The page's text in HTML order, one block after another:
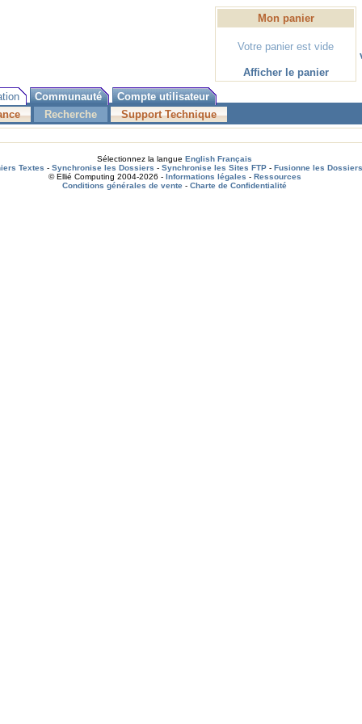
Mon panier
Votre panier est vide
Afficher le panier
Communauté
Compte utilisateur
Recherche Support Technique
Sélectionnez la langue English Français
Textes - Synchronise les Dossiers - Synchronise les Sites FTP - Fusionne les
© Ellié Computing 2004-2026 - Informations légales - Ressources
Conditions générales de vente - Charte de Confidentialité